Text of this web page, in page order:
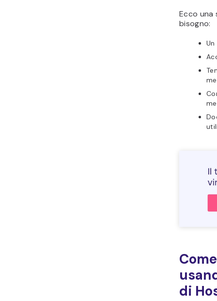
Ecco una
bisogno:
di